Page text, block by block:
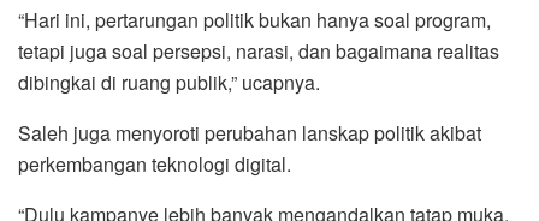
“Hari ini, pertarungan politik bukan hanya soal program,
tetapi juga soal persepsi, narasi, dan bagaimana realitas
dibingkai di ruang publik,” ucapnya.
Saleh juga menyoroti perubahan lanskap politik akibat
perkembangan teknologi digital.
“Dulu kampanye lebih banyak mengandalkan tatap muka.